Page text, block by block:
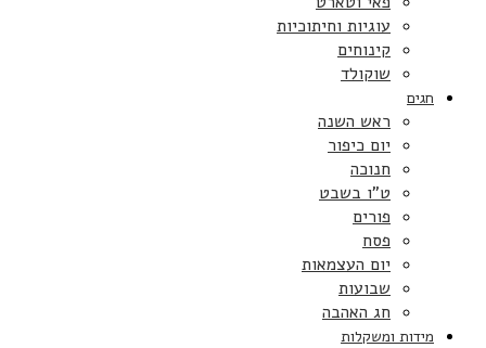
עוגיות וחיתוכיות
קינוחים
שוקולד
חגים
ראש השנה
יום כיפור
חנוכה
ט”ו בשבט
פורים
פסח
יום העצמאות
שבועות
חג האהבה
מידות ומשקלות